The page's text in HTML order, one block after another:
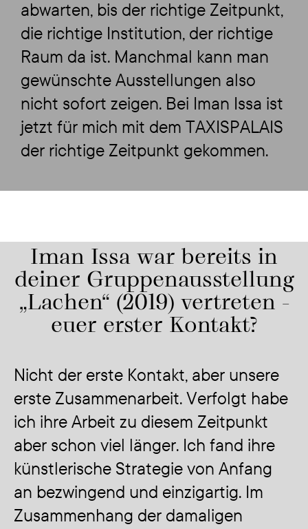
abwarten, bis der richtige Zeitpunkt,
die richtige Institution, der richtige
Raum da ist. Manchmal kann man
gewünschte Ausstellungen also
nicht sofort zeigen. Bei Iman Issa ist
jetzt für mich mit dem TAXISPALAIS
der richtige Zeitpunkt gekommen.
Iman Issa war bereits in
deiner Gruppenausstellung
„Lachen“ (2019) vertreten -
euer erster Kontakt?
Nicht der erste Kontakt, aber unsere
erste Zusammenarbeit. Verfolgt habe
ich ihre Arbeit zu diesem Zeitpunkt
aber schon viel länger. Ich fand ihre
künstlerische Strategie von Anfang
an bezwingend und einzigartig. Im
Zusammenhang der damaligen